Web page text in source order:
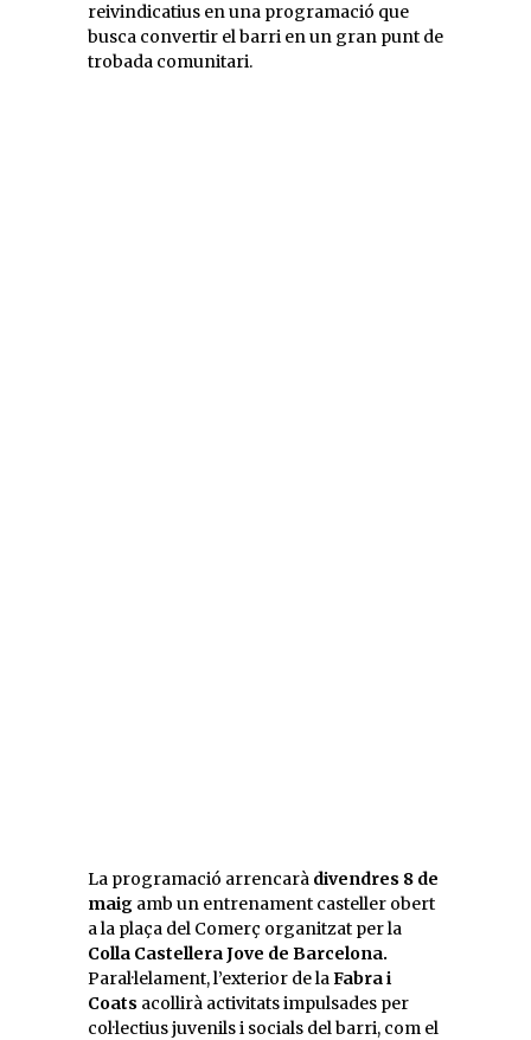
reivindicatius en una programació que
busca convertir el barri en un gran punt de
trobada comunitari.
La programació arrencarà divendres 8 de
maig amb un entrenament casteller obert
a la plaça del Comerç organitzat per la
Colla Castellera Jove de Barcelona.
Paral·lelament, l’exterior de laFabra i
Coats acollirà activitats impulsades per
col·lectius juvenils i socials del barri, com el